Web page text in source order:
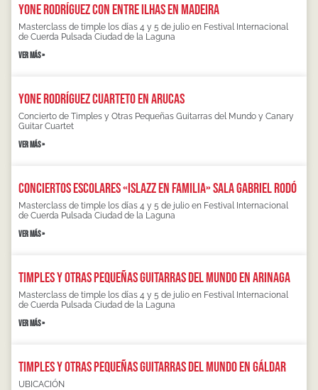
Yone Rodríguez con Entre Ilhas en Madeira
Masterclass de timple los días 4 y 5 de julio en Festival Internacional
de Cuerda Pulsada Ciudad de la Laguna
VER MÁS »
Yone Rodríguez Cuarteto en Arucas
Concierto de Timples y Otras Pequeñas Guitarras del Mundo y Canary
Guitar Cuartet
VER MÁS »
Conciertos escolares «Islazz en familia» Sala Gabriel Rodó
Masterclass de timple los días 4 y 5 de julio en Festival Internacional
de Cuerda Pulsada Ciudad de la Laguna
VER MÁS »
Timples y otras pequeñas guitarras del mundo en Arinaga
Masterclass de timple los días 4 y 5 de julio en Festival Internacional
de Cuerda Pulsada Ciudad de la Laguna
VER MÁS »
Timples y otras pequeñas guitarras del mundo en Gáldar
UBICACIÓN